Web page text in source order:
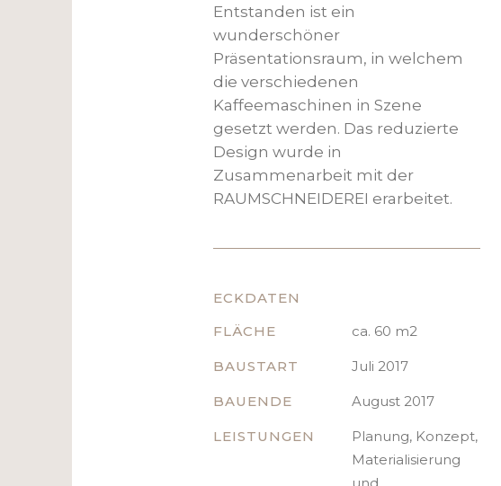
Entstanden ist ein
wunderschöner
Präsentationsraum, in welchem
die verschiedenen
Kaffeemaschinen in Szene
gesetzt werden. Das reduzierte
Design wurde in
Zusammenarbeit mit der
RAUMSCHNEIDEREI erarbeitet.
ECKDATEN
FLÄCHE
ca. 60 m2
BAUSTART Juli 2017
BAUENDE August 2017
LEISTUNGEN
Planung, Konzept,
Materialisierung